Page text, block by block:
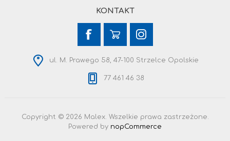
KONTAKT
ul. M. Prawego 58, 47-100 Strzelce Opolskie
77 461 46 38
Copyright © 2026 Malex. Wszelkie prawa zastrzeżone.
Powered by nopCommerce